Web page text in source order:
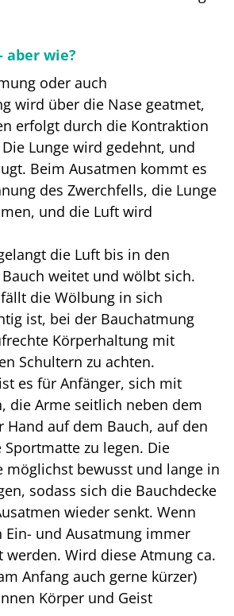
aber wie?
oder auch
wird über die Nase geatmet,
erfolgt durch die Kontraktion
Lunge wird gedehnt, und
Beim Ausatmen kommt es
des Zwerchfells, die Lunge
und die Luft wird
die Luft bis in den
weitet und wölbt sich.
die Wölbung in sich
ist, bei der Bauchatmung
Körperhaltung mit
Schultern zu achten.
es für Anfänger, sich mit
die Arme seitlich neben dem
Hand auf dem Bauch, auf den
zu legen. Die
möglichst bewusst und lange in
sodass sich die Bauchdecke
wieder senkt. Wenn
Ein- und Ausatmung immer
werden. Wird diese Atmung ca.
Anfang auch gerne kürzer)
Körper und Geist